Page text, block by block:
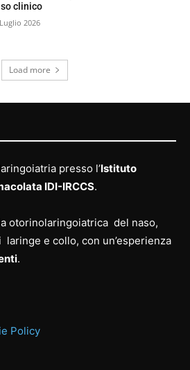
clinico
2026
Load more
presso l’Istituto
IDI-IRCCS.
otorinolaringoiatrica del naso,
laringe e collo, con un’esperienza
.
Policy